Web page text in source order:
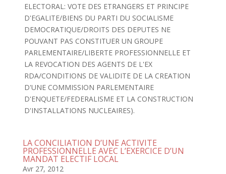
ELECTORAL: VOTE DES ETRANGERS ET PRINCIPE
D'EGALITE/BIENS DU PARTI DU SOCIALISME
DEMOCRATIQUE/DROITS DES DEPUTES NE
POUVANT PAS CONSTITUER UN GROUPE
PARLEMENTAIRE/LIBERTE PROFESSIONNELLE ET
LA REVOCATION DES AGENTS DE L'EX
RDA/CONDITIONS DE VALIDITE DE LA CREATION
D'UNE COMMISSION PARLEMENTAIRE
D'ENQUETE/FEDERALISME ET LA CONSTRUCTION
D'INSTALLATIONS NUCLEAIRES).
LA CONCILIATION D’UNE ACTIVITE
PROFESSIONNELLE AVEC L’EXERCICE D’UN
MANDAT ELECTIF LOCAL
Avr 27, 2012